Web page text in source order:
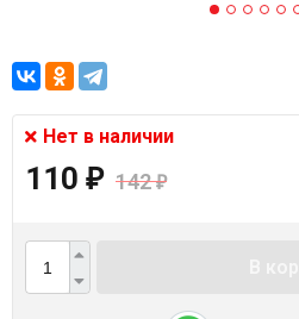
Нет в наличии
110 ₽ 142₽